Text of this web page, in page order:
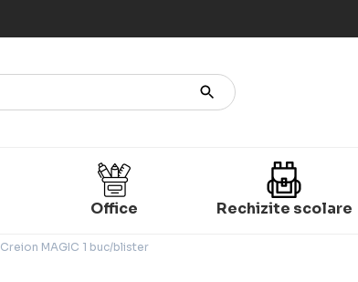
Office Rechizite scolare
Creion MAGIC 1 buc/blister